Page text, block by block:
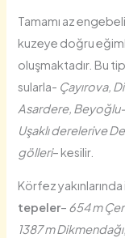
Tamamı az
kuzeye doğru
oluşmaktadır. Bu
sularla- Çayırova,
Asardere, Beyoğlu-
Uşaklı derelerive
gölleri– kesilir.
Körfez
tepeler– 654 m
1387 m